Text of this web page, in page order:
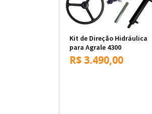
Kit de Direção Hidráulica
para Agrale 4300
R$ 3.490,00